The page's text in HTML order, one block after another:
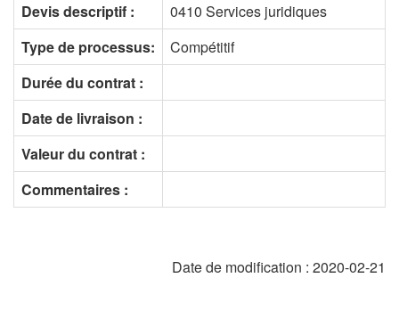
Devis descriptif :
0410 Services juridiques
Type de processus:
Compétitif
Durée du contrat :
Date de livraison :
Valeur du contrat :
Commentaires :
Date de modification : 2020-02-21